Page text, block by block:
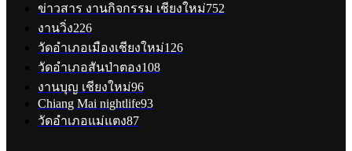
ข่าวสาร งานกิจกรรม เชียงใหม่752
งานวิ่ง226
วัดอำเภอเมืองเชียงใหม่126
วัดอำเภอสันป่าตอง108
งานบุญ เชียงใหม่96
Chiang Mai nightlife93
วัดอำเภอแม่แตง87